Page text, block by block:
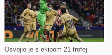
Osvojio je s ekipom 21 trofej